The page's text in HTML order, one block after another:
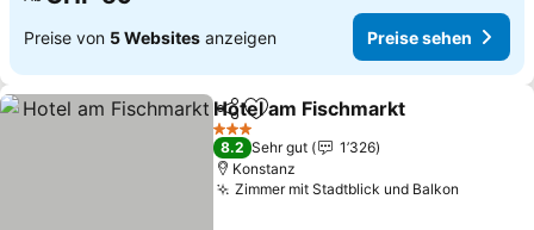
Preise von 5 Websites anzeigen Preise sehen
TeilenZu Favoriten hinzufügen
Hotel am Fischmarkt
3 Sterne
8.2 Sehr gut
1’326
Konstanz
Zimmer mit Stadtblick und Balkon